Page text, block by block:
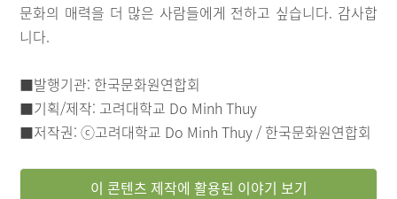
문화의 매력을 더 많은 사람들에게 전하고 싶습니다. 감사합
니다.
■발행기관: 한국문화원연합회
■기획/제작: 고려대학교 Do Minh Thuy
■저작권: ⓒ고려대학교 Do Minh Thuy / 한국문화원연합회
이 콘텐츠 제작에 활용된 이야기 보기